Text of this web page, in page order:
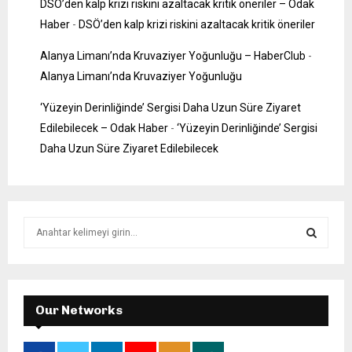
DSÖ’den kalp krizi riskini azaltacak kritik öneriler – Odak
Haber - DSÖ’den kalp krizi riskini azaltacak kritik öneriler
Alanya Limanı’nda Kruvaziyer Yoğunluğu – HaberClub -
Alanya Limanı’nda Kruvaziyer Yoğunluğu
‘Yüzeyin Derinliğinde’ Sergisi Daha Uzun Süre Ziyaret
Edilebilecek – Odak Haber - ‘Yüzeyin Derinliğinde’ Sergisi
Daha Uzun Süre Ziyaret Edilebilecek
f
o
E
A
Our Networks